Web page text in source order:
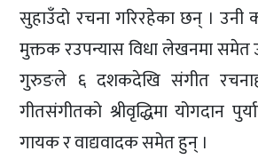
सुहाउँदो रचना गरिरहेका छन् ।
मुक्तक रउपन्यास विधा लेखनमा समेत
गुरुङले ६ दशकदेखि संगीत
गीतसंगीतको श्रीवृद्धिमा योगदान
गायक र वाद्यवादक समेत हुन् ।